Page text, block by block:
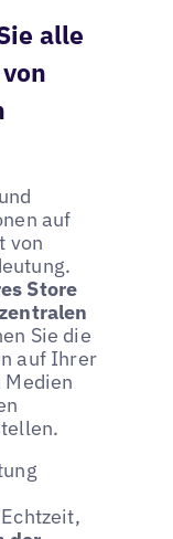
alle
auf
von
Store
Sie die
auf Ihrer